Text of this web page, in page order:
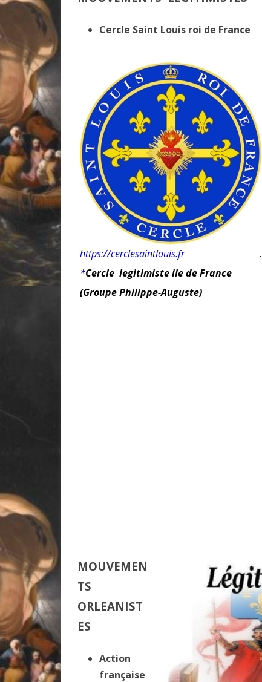
Cercle Saint Louis roi de France
https://cerclesaintlouis.fr .
*Cercle legitimiste ile de France
(Groupe Philippe-Auguste)
MOUVEMEN
TS
ORLEANIST
ES
Action
française